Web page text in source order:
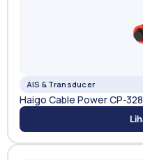
AIS & Transducer
Haigo Cable Power CP-